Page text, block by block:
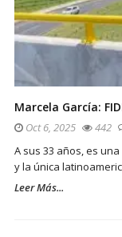
Marcela García:
Oct 6, 2025 442
A sus 33 años, es
y la única
Leer Más...